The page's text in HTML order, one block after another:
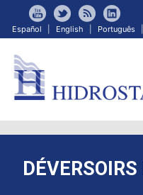
Español English Português
DÉVERSOIRS